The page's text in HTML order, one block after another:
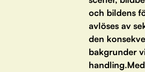
och bildens
avlöses av
den
bakgrunder